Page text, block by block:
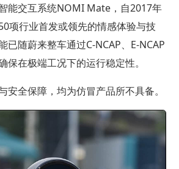
能交互系统NOMI Mate，自2017年
项行业首发或领先的情感体验与技
已随蔚来整车通过C-NCAP、E-NCAP
保在极端工况下的运行稳定性。
安全保障，均为仿冒产品所不具备。